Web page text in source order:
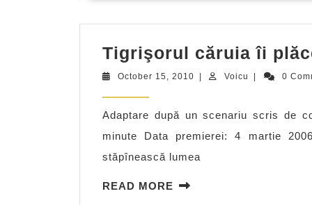
Tigrişorul căruia îi
October 15, 2010 October
| Voicu Voicu
| 0
Adaptare după un scenariu scris de
minute Data premierei: 4 martie
stăpînească lumea
READ MORE READ